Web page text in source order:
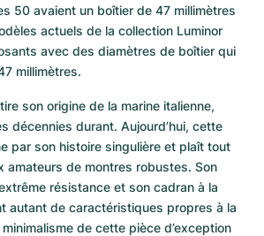
50 avaient un boîtier de 47 millimètres
actuels de la collection Luminor
avec des diamètres de boîtier qui
millimètres.
son origine de la marine italienne,
décennies durant. Aujourd’hui, cette
par son histoire singulière et plaît tout
amateurs de montres robustes. Son
résistance et son cadran à la
autant de caractéristiques propres à la
minimalisme de cette pièce d’exception